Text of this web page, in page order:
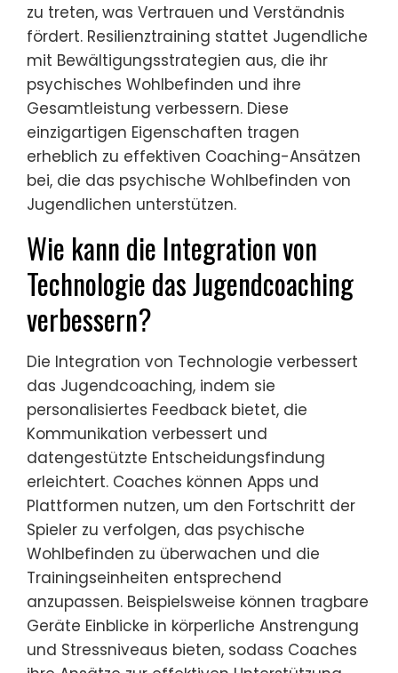
zu treten, was Vertrauen und Verständnis
fördert. Resilienztraining stattet Jugendliche
mit Bewältigungsstrategien aus, die ihr
psychisches Wohlbefinden und ihre
Gesamtleistung verbessern. Diese
einzigartigen Eigenschaften tragen
erheblich zu effektiven Coaching-Ansätzen
bei, die das psychische Wohlbefinden von
Jugendlichen unterstützen.
Wie kann die Integration von
Technologie das Jugendcoaching
verbessern?
Die Integration von Technologie verbessert
das Jugendcoaching, indem sie
personalisiertes Feedback bietet, die
Kommunikation verbessert und
datengestützte Entscheidungsfindung
erleichtert. Coaches können Apps und
Plattformen nutzen, um den Fortschritt der
Spieler zu verfolgen, das psychische
Wohlbefinden zu überwachen und die
Trainingseinheiten entsprechend
anzupassen. Beispielsweise können tragbare
Geräte Einblicke in körperliche Anstrengung
und Stressniveaus bieten, sodass Coaches